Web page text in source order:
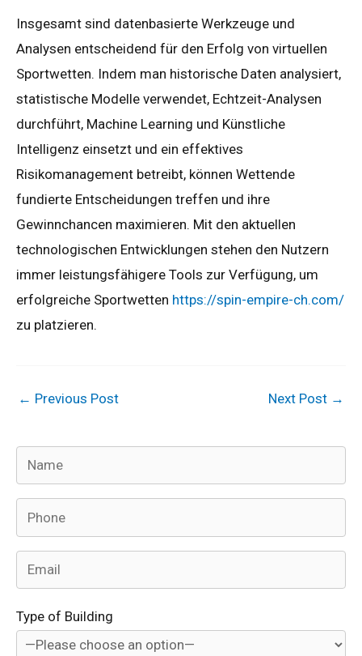
Insgesamt sind datenbasierte Werkzeuge und
Analysen entscheidend für den Erfolg von virtuellen
Sportwetten. Indem man historische Daten analysiert,
statistische Modelle verwendet, Echtzeit-Analysen
durchführt, Machine Learning und Künstliche
Intelligenz einsetzt und ein effektives
Risikomanagement betreibt, können Wettende
fundierte Entscheidungen treffen und ihre
Gewinnchancen maximieren. Mit den aktuellen
technologischen Entwicklungen stehen den Nutzern
immer leistungsfähigere Tools zur Verfügung, um
erfolgreiche Sportwetten https://spin-empire-ch.com/
zu platzieren.
← Previous Post Next Post →
Type of Building